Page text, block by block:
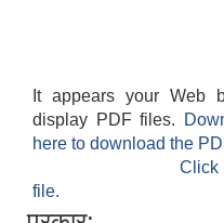
It appears your Web
display PDF files.
here to download the
file.